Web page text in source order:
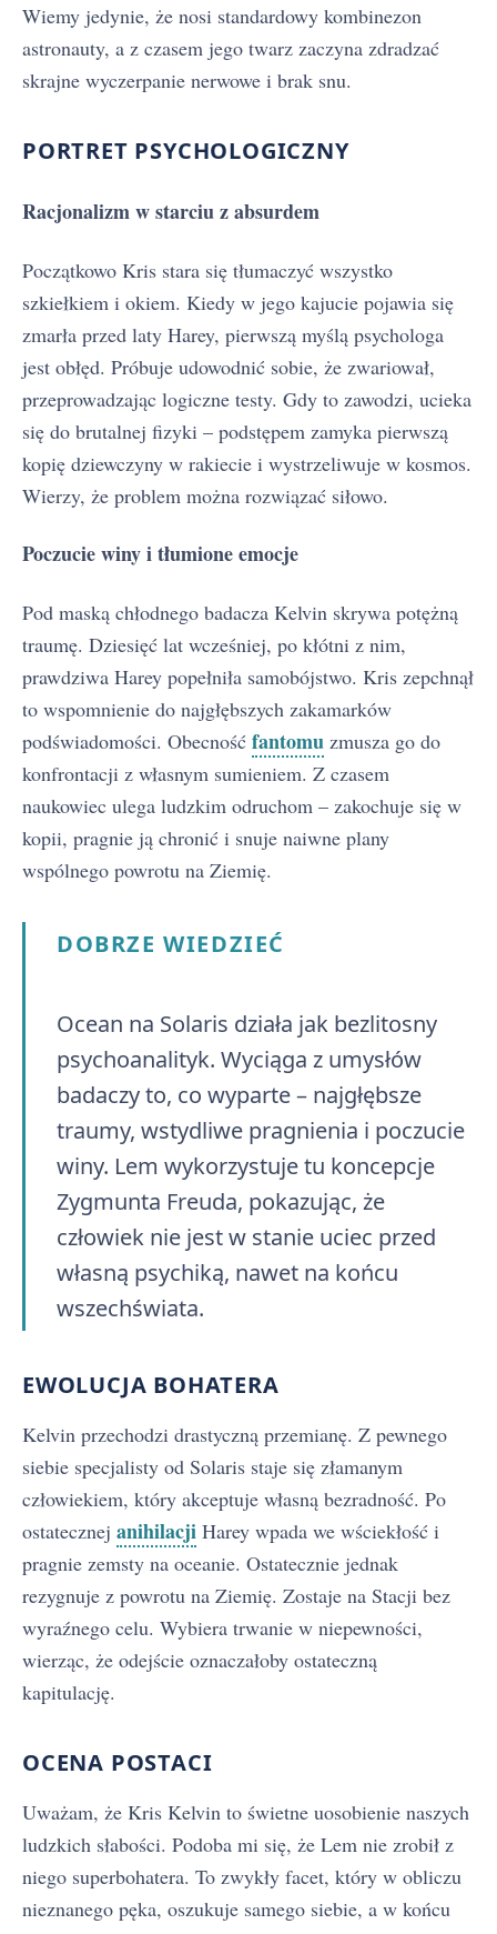
Wiemy jedynie, że nosi standardowy kombinezon
astronauty, a z czasem jego twarz zaczyna zdradzać
skrajne wyczerpanie nerwowe i brak snu.
PORTRET PSYCHOLOGICZNY
Racjonalizm w starciu z absurdem
Początkowo Kris stara się tłumaczyć wszystko
szkiełkiem i okiem. Kiedy w jego kajucie pojawia się
zmarła przed laty Harey, pierwszą myślą psychologa
jest obłęd. Próbuje udowodnić sobie, że zwariował,
przeprowadzając logiczne testy. Gdy to zawodzi, ucieka
się do brutalnej fizyki – podstępem zamyka pierwszą
kopię dziewczyny w rakiecie i wystrzeliwuje w kosmos.
Wierzy, że problem można rozwiązać siłowo.
Poczucie winy i tłumione emocje
Pod maską chłodnego badacza Kelvin skrywa potężną
traumę. Dziesięć lat wcześniej, po kłótni z nim,
prawdziwa Harey popełniła samobójstwo. Kris zepchnął
to wspomnienie do najgłębszych zakamarków
podświadomości. Obecność fantomu zmusza go do
konfrontacji z własnym sumieniem. Z czasem
naukowiec ulega ludzkim odruchom – zakochuje się w
kopii, pragnie ją chronić i snuje naiwne plany
wspólnego powrotu na Ziemię.
DOBRZE WIEDZIEĆ
Ocean na Solaris działa jak bezlitosny
psychoanalityk. Wyciąga z umysłów
badaczy to, co wyparte – najgłębsze
traumy, wstydliwe pragnienia i poczucie
winy. Lem wykorzystuje tu koncepcje
Zygmunta Freuda, pokazując, że
człowiek nie jest w stanie uciec przed
własną psychiką, nawet na końcu
wszechświata.
EWOLUCJA BOHATERA
Kelvin przechodzi drastyczną przemianę. Z pewnego
siebie specjalisty od Solaris staje się złamanym
człowiekiem, który akceptuje własną bezradność. Po
ostatecznej anihilacji Harey wpada we wściekłość i
pragnie zemsty na oceanie. Ostatecznie jednak
rezygnuje z powrotu na Ziemię. Zostaje na Stacji bez
wyraźnego celu. Wybiera trwanie w niepewności,
wierząc, że odejście oznaczałoby ostateczną
kapitulację.
OCENA POSTACI
Uważam, że Kris Kelvin to świetne uosobienie naszych
ludzkich słabości. Podoba mi się, że Lem nie zrobił z
niego superbohatera. To zwykły facet, który w obliczu
nieznanego pęka, oszukuje samego siebie, a w końcu